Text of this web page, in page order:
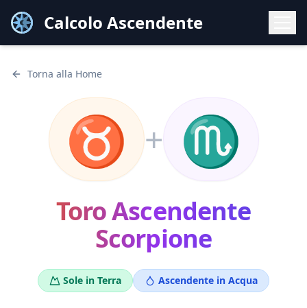
Calcolo Ascendente
Torna alla Home
♉ + ♏
ToroAscendente
Scorpione
Sole in Terra Ascendente in Acqua